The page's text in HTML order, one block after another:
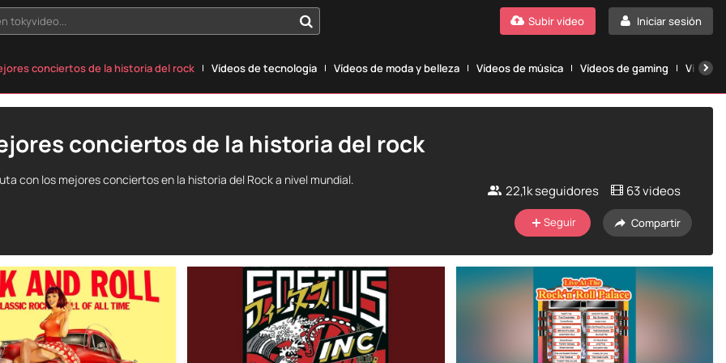
tokyvideo... Iniciar sesión
Subir vídeo
conciertos de la historia del rock Vídeos de tecnologia Vídeos de moda y belleza Vídeos de música Vídeos de gaming Vídeos
conciertos de la historia del rock
con los mejores conciertos en la historia del Rock a nivel mundial.
22,1kseguidores 63 videos
Seguir Compartir